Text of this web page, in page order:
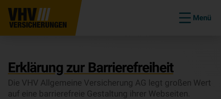
Menü
Erklärung zur Barrierefreiheit
Die VHV Allgemeine Versicherung AG legt großen Wert
auf eine barrierefreie Gestaltung ihrer Webseiten.